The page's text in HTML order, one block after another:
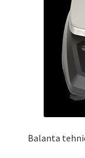
Balanta